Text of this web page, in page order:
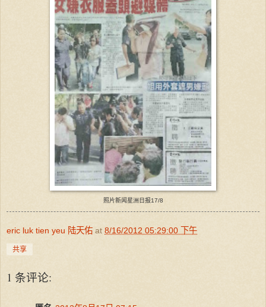
照片新闻星洲日报17/8
eric luk tien yeu 陆天佑 at 8/16/2012 05:29:00 下午
共享
1 条评论: